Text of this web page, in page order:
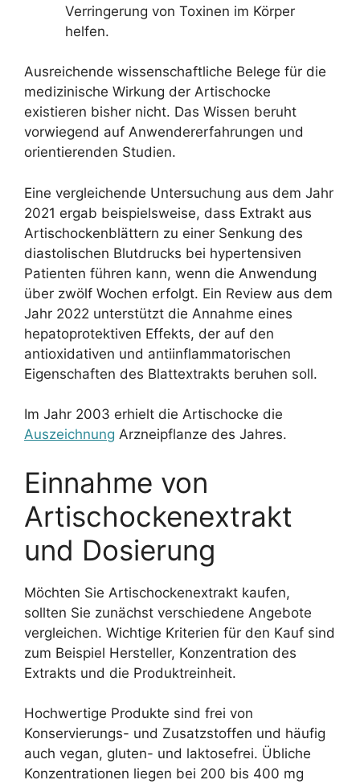
Verringerung von Toxinen im Körper
helfen.
Ausreichende wissenschaftliche Belege für die
medizinische Wirkung der Artischocke
existieren bisher nicht. Das Wissen beruht
vorwiegend auf Anwendererfahrungen und
orientierenden Studien.
Eine vergleichende Untersuchung aus dem Jahr
2021 ergab beispielsweise, dass Extrakt aus
Artischockenblättern zu einer Senkung des
diastolischen Blutdrucks bei hypertensiven
Patienten führen kann, wenn die Anwendung
über zwölf Wochen erfolgt. Ein Review aus dem
Jahr 2022 unterstützt die Annahme eines
hepatoprotektiven Effekts, der auf den
antioxidativen und antiinflammatorischen
Eigenschaften des Blattextrakts beruhen soll.
Im Jahr 2003 erhielt die Artischocke die
Auszeichnung Arzneipflanze des Jahres.
Einnahme von
Artischockenextrakt
und Dosierung
Möchten Sie Artischockenextrakt kaufen,
sollten Sie zunächst verschiedene Angebote
vergleichen. Wichtige Kriterien für den Kauf sind
zum Beispiel Hersteller, Konzentration des
Extrakts und die Produktreinheit.
Hochwertige Produkte sind frei von
Konservierungs- und Zusatzstoffen und häufig
auch vegan, gluten- und laktosefrei. Übliche
Konzentrationen liegen bei 200 bis 400 mg